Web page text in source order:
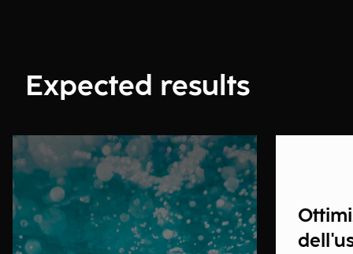
Expected results